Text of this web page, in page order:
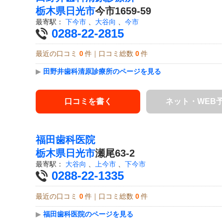
栃木県 日光市今市1659-59
最寄駅： 下今市 大谷向 今市
0288-22-2815
最近の口コミ 0 件｜口コミ総数 0 件
▶ 田野井歯科清原診療所のページを見る
口コミを書く ネット・WEB
福田歯科医院
栃木県 日光市瀬尾63-2
最寄駅： 大谷向 、 上今市 、 下今市
0288-22-1335
最近の口コミ 0 件｜口コミ総数 0 件
▶ 福田歯科医院のページを見る